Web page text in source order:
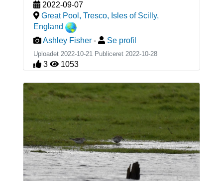
2022-09-07
Great Pool, Tresco, Isles of Scilly,
England
Ashley Fisher - Se profil
Uploadet 2022-10-21 Publiceret 2022-10-28
3 1053